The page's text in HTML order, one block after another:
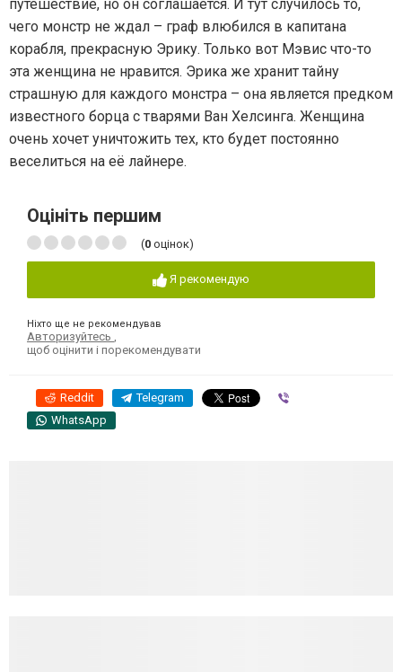
путешествие, но он соглашается. И тут случилось то,
чего монстр не ждал – граф влюбился в капитана
корабля, прекрасную Эрику. Только вот Мэвис что-то
эта женщина не нравится. Эрика же хранит тайну
страшную для каждого монстра – она является предком
известного борца с тварями Ван Хелсинга. Женщина
очень хочет уничтожить тех, кто будет постоянно
веселиться на её лайнере.
Оцініть першим
(0 оцінок)
Я рекомендую
Ніхто ще не рекомендував
Авторизуйтесь
щоб оцінити і порекомендувати
Reddit Telegram
WhatsApp